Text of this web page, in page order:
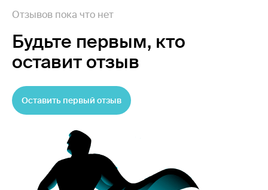
Отзывов пока что нет
Будьте первым, кто
оставит отзыв
Оставить первый отзыв